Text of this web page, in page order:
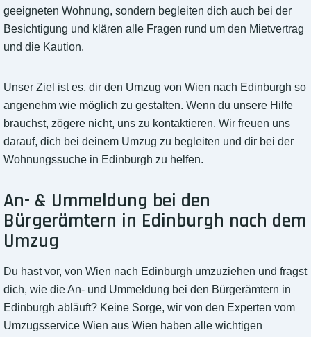
geeigneten Wohnung, sondern begleiten dich auch bei der
Besichtigung und klären alle Fragen rund um den Mietvertrag
und die Kaution.
Unser Ziel ist es, dir den Umzug von Wien nach Edinburgh so
angenehm wie möglich zu gestalten. Wenn du unsere Hilfe
brauchst, zögere nicht, uns zu kontaktieren. Wir freuen uns
darauf, dich bei deinem Umzug zu begleiten und dir bei der
Wohnungssuche in Edinburgh zu helfen.
An- & Ummeldung bei den
Bürgerämtern in Edinburgh nach dem
Umzug
Du hast vor, von Wien nach Edinburgh umzuziehen und fragst
dich, wie die An- und Ummeldung bei den Bürgerämtern in
Edinburgh abläuft? Keine Sorge, wir von den Experten vom
Umzugsservice Wien aus Wien haben alle wichtigen